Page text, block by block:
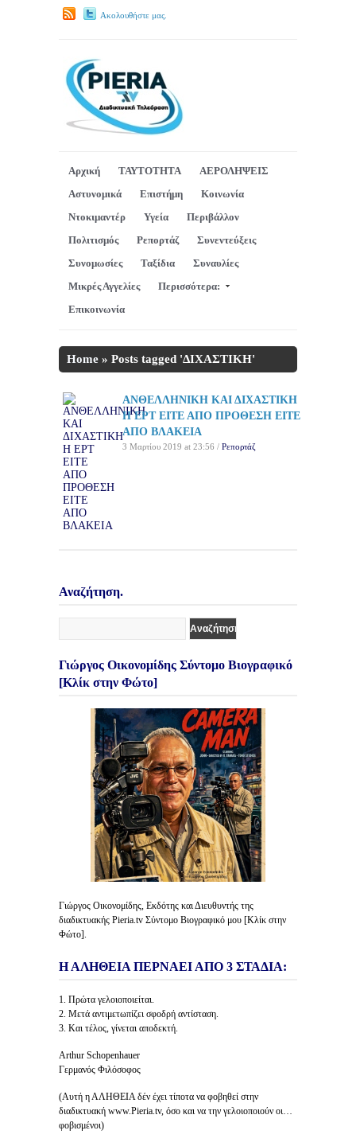
Ακολουθήστε μας.
Αρχική ΤΑΥΤΟΤΗΤΑ
ΑΕΡΟΛΗΨΕΙΣ
Αστυνομικά
Επιστήμη
Κοινωνία
Ντοκιμαντέρ
Υγεία
Περιβάλλον
Πολιτισμός
Ρεπορτάζ
Συνεντεύξεις
Συνομωσίες
Ταξίδια
Συναυλίες
Μικρές Αγγελίες
Περισσότερα:
Επικοινωνία
Home » Posts tagged 'ΔΙΧΑΣΤΙΚΗ'
ΑΝΘΕΛΛΗΝΙΚΗ ΚΑΙ ΔΙΧΑΣΤΙΚΗ
Η ΕΡΤ ΕΙΤΕ ΑΠΟ ΠΡΟΘΕΣΗ ΕΙΤΕ
ΑΠΟ ΒΛΑΚΕΙΑ
3 Μαρτίου 2019 at 23:56 / Ρεπορτάζ
Αναζήτηση.
Γιώργος Οικονομίδης Σύντομο Βιογραφικό
[Κλίκ στην Φώτο]
Γιώργος Οικονομίδης, Εκδότης και Διευθυντής της
διαδικτυακής Pieria.tv Σύντομο Βιογραφικό μου [Κλίκ στην
Φώτο].
Η ΑΛΗΘΕΙΑ ΠΕΡΝΑΕΙ ΑΠΟ 3 ΣΤΑΔΙΑ:
1. Πρώτα γελοιοποιείται.
2. Μετά αντιμετωπίζει σφοδρή αντίσταση.
3. Και τέλος, γίνεται αποδεκτή.
Arthur Schopenhauer
Γερμανός Φιλόσοφος
(Αυτή η ΑΛΗΘΕΙΑ δέν έχει τίποτα να φοβηθεί στην
διαδικτυακή www.Pieria.tv, όσο και να την γελοιοποιούν οι…
φοβισμένοι)